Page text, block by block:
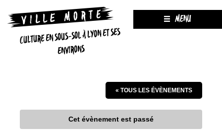
CULTURE EN SOUS-SOL À LYON ET SES
ENVIRONS
MENU
« TOUS LES ÉVÈNEMENTS
Cet évènement est passé